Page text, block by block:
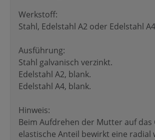
Werkstoff:
Stahl, Edelstahl A2 oder Edelstahl
Ausführung:
Stahl galvanisch verzinkt.
Edelstahl A2, blank.
Edelstahl A4, blank.
Hinweis:
Beim Aufdrehen der Mutter auf
elastische Anteil bewirkt eine